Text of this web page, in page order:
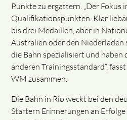
Punkte zu ergattern. „Der Fokus
Qualifikationspunkten. Klar
bis drei Medaillen, aber in
Australien oder den Niederladen
die Bahn spezialisiert und haben
anderen Trainingsstandard“,
WM zusammen.
Die Bahn in Rio weckt bei den
Startern Erinnerungen an